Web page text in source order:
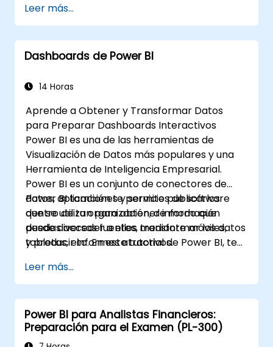
Crear y utilizar visualizaciones y gráficos
para casos específicos de análisis.
Importar mediante Power View para
pasar de Power BI basado en Excel a un
Leer más...
Dashboards de Power BI
14 Horas
Aprende a Obtener y Transformar Datos
para Preparar Dashboards Interactivos
Power BI es una de las herramientas de
Visualización de Datos más populares y una
Herramienta de Inteligencia Empresarial.
Power BI es un conjunto de conectores de
datos, aplicaciones y servicios de software
que se utilizan para obtener información
desde diversas fuentes, transformar los datos
y producir informes atractivos.
Power BI también te permite publicarlos
dentro de tu organización, de modo que
puedas acceder a ellos mediante móviles,
tabletas, etc. En este tutorial de Power BI, te
a múltiples fuentes de datos, realizar
transformaciones de datos y crear informes
como gráficos, tablas, matrices, mapas, entre
otros.
Leer más...
Power BI para Analistas Financieros:
Preparación para el Examen (PL-300)